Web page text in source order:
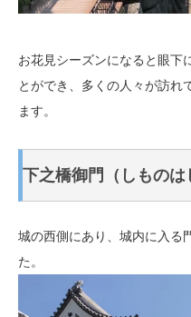
お花見シーズンになると眼下
とができ、多くの人々が訪れ
ます。
下之橋御門（しものは
城の西側にあり、城内に入る
た。